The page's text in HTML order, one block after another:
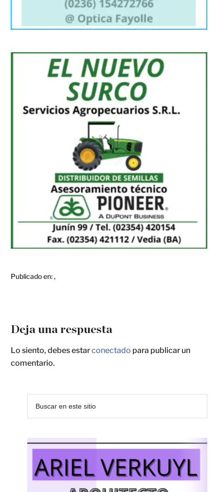
Publicado en:,
Deja una respuesta
Lo siento, debes estarconectado para publicar un
comentario.